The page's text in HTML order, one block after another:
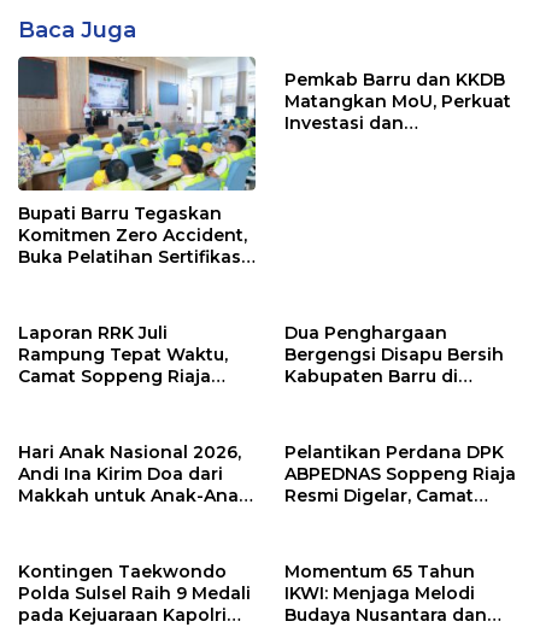
Baca Juga
Bupati Barru Tegaskan
Komitmen Zero Accident,
Buka Pelatihan Sertifikasi
Pemkab Barru dan KKDB
Matangkan MoU, Perkuat
Investasi dan
Laporan RRK Juli
Rampung Tepat Waktu,
Camat Soppeng Riaja
Dua Penghargaan
Bergengsi Disapu Bersih
Kabupaten Barru di
Hari Anak Nasional 2026,
Andi Ina Kirim Doa dari
Makkah untuk Anak-Anak
Pelantikan Perdana DPK
ABPEDNAS Soppeng Riaja
Resmi Digelar, Camat
Kontingen Taekwondo
Polda Sulsel Raih 9 Medali
pada Kejuaraan Kapolri
Momentum 65 Tahun
IKWI: Menjaga Melodi
Budaya Nusantara dan